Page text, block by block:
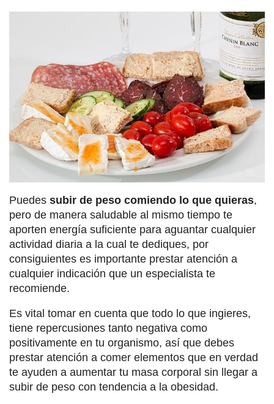
Puedes subir de peso comiendo lo que quieras,
pero de manera saludable al mismo tiempo te
aporten energía suficiente para aguantar cualquier
actividad diaria a la cual te dediques, por
consiguientes es importante prestar atención a
cualquier indicación que un especialista te
recomiende.
Es vital tomar en cuenta que todo lo que ingieres,
tiene repercusiones tanto negativa como
positivamente en tu organismo, así que debes
prestar atención a comer elementos que en verdad
te ayuden a aumentar tu masa corporal sin llegar a
subir de peso con tendencia a la obesidad.